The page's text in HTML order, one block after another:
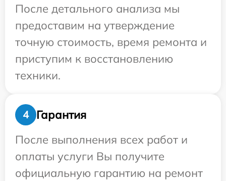
После детального анализа мы
предоставим на утверждение
точную стоимость, время ремонта и
приступим к восстановлению
техники.
4
Гарантия
После выполнения всех работ и
оплаты услуги Вы получите
официальную гарантию на ремонт